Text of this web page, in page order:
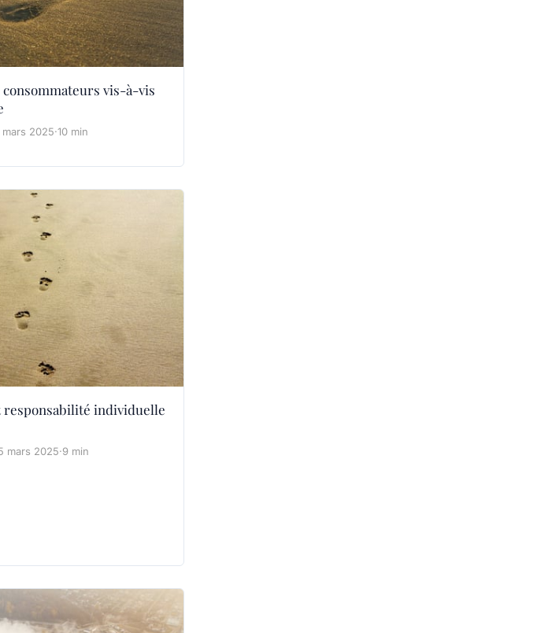
consommateurs vis-à-vis
mars 2025·10 min
responsabilité individuelle
mars 2025·9 min